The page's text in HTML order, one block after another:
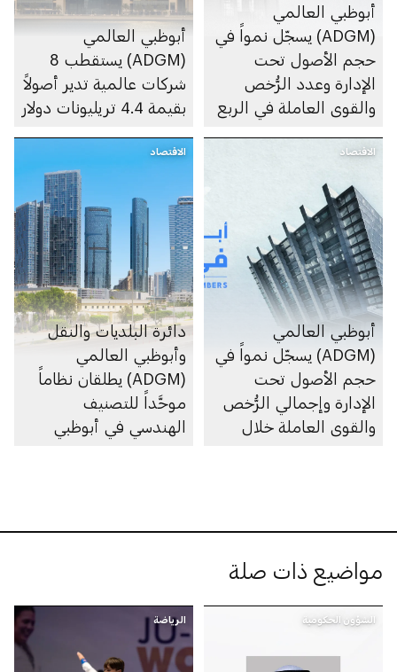
أبوظبي العالمي
(ADGM) يسجّل نمواً في
حجم الأصول تحت
الإدارة وعدد الرُّخص
والقوى العاملة في الربع
أبوظبي العالمي
(ADGM) يستقطب 8
شركات عالمية تدير أصولاً
بقيمة 4.4 تريليونات دولار
الاقتصاد
أبوظبي العالمي
(ADGM) يسجّل نمواً في
حجم الأصول تحت
الإدارة وإجمالي الرُّخص
والقوى العاملة خلال
الاقتصاد
دائرة البلديات والنقل
وأبوظبي العالمي
(ADGM) يطلقان نظاماً
موحَّداً للتصنيف
الهندسي في أبوظبي
مواضيع ذات صلة
الشؤون الحكومية الرياضة